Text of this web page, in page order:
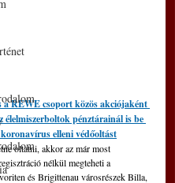
a REWE csoport közös akciójaként
élelmiszerboltok pénztárainál is be
elleni védőoltást
oltatni, akkor az már most
nélkül megteheti a
és Brigittenau városrészek Billa,